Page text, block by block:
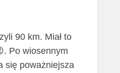
90 km. Miał to
Po wiosennym
się poważniejsza